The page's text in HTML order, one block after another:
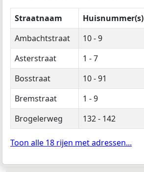
Straatnaam Huisnummer(s)
Ambachtstraat
10 - 9
Asterstraat
1 - 7
Bosstraat
10 - 91
Bremstraat
1 - 9
Brogelerweg
132 - 142
Toon alle 18 rijen met adressen...